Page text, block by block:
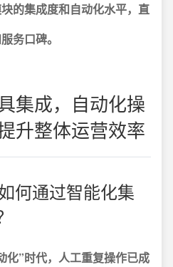
的集成度和自动化水平，直
务口碑。
集成，自动化操
升整体运营效率
何通过智能化集
化”时代，人工重复操作已成